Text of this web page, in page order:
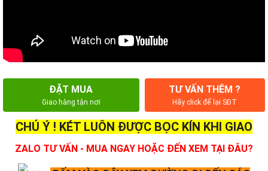
ĐẶT MUA
Giao hàng tận nơi
TƯ VẤN THÊM ?
Hãy click để lại SĐT
CHÚ Ý ! KÉT LUÔN ĐƯỢC BỌC KÍN KHI GIAO
ZALO TƯ VẤN - MUA NGAY HOẶC ĐẾN XEM TẠI ĐÂU?